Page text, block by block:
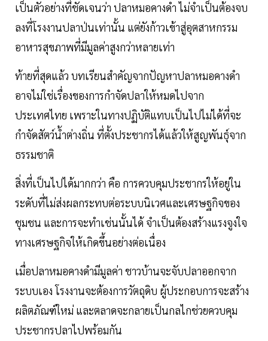
เป็นตัวอย่างที่ชัดเจนว่า ปลาหมอคางดำ ไม่จำเป็นต้องจบ
ลงที่โรงงานปลาป่นเท่านั้น แต่ยังก้าวเข้าสู่อุตสาหกรรม
อาหารสุขภาพที่มีมูลค่าสูงกว่าหลายเท่า
ท้ายที่สุดแล้ว บทเรียนสำคัญจากปัญหาปลาหมอคางดำ
อาจไม่ใช่เรื่องของการกำจัดปลาให้หมดไปจาก
ประเทศไทย เพราะในทางปฏิบัติแทบเป็นไปไม่ได้ที่จะ
กำจัดสัตว์น้ำต่างถิ่น ที่ตั้งประชากรได้แล้วให้สูญพันธุ์จาก
ธรรมชาติ
สิ่งที่เป็นไปได้มากกว่า คือ การควบคุมประชากรให้อยู่ใน
ระดับที่ไม่ส่งผลกระทบต่อระบบนิเวศและเศรษฐกิจของ
ชุมชน และการจะทำเช่นนั้นได้ จำเป็นต้องสร้างแรงจูงใจ
ทางเศรษฐกิจให้เกิดขึ้นอย่างต่อเนื่อง
เมื่อปลาหมอคางดำมีมูลค่า ชาวบ้านจะจับปลาออกจาก
ระบบเอง โรงงานจะต้องการวัตถุดิบ ผู้ประกอบการจะสร้าง
ผลิตภัณฑ์ใหม่ และตลาดจะกลายเป็นกลไกช่วยควบคุม
ประชากรปลาไปพร้อมกัน